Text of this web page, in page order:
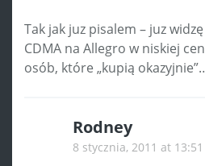
Tak jak juz pisalem – juz
CDMA na Allegro w niskiej
osób, które „kupią
Rodney
8 stycznia, 2011 at 13:51